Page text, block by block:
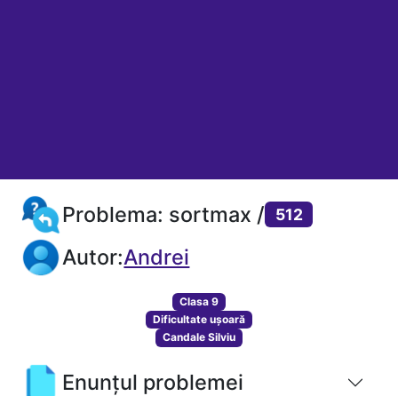
Problema: sortmax / 512
Autor:Andrei
Clasa 9
Dificultate ușoară
Candale Silviu
Enunțul problemei